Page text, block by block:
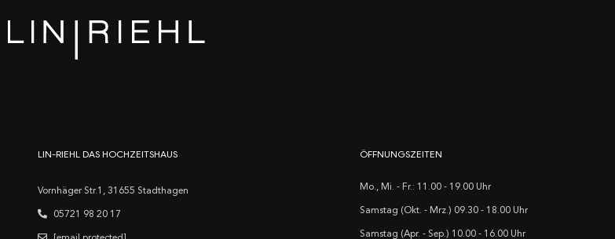
LIN-RIEHL DAS HOCHZEITSHAUS
Vornhäger Str.1, 31655 Stadthagen
05721 98 20 17
ÖFFNUNGSZEITEN
Mo., Mi. - Fr.: 11.00 - 19.00 Uhr
Samstag (Okt. - Mrz.) 09.30 - 18.00 Uhr
Samstag (Apr. - Sep.) 10.00 - 16.00 Uhr